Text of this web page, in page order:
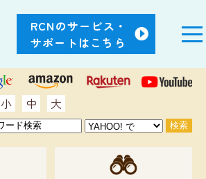
RCNのサービス・
サポートはこちら
小 中 大